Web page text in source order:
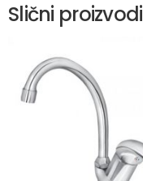
Slični proizvodi